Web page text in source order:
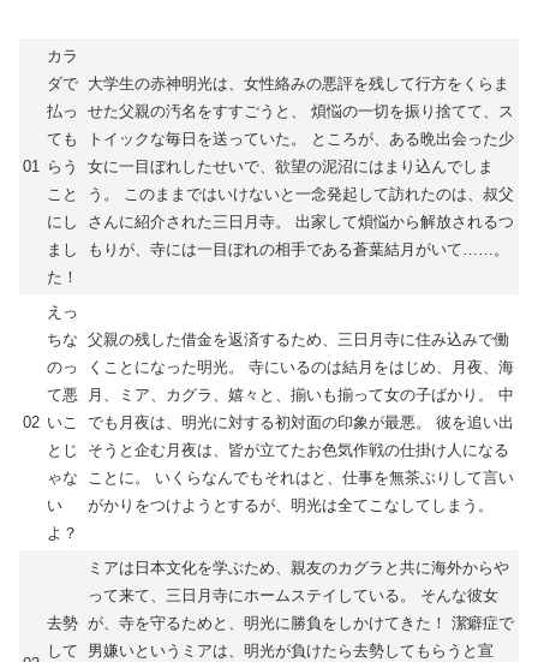
01
カラ
ダで
払っ
ても
らう
こと
にし
まし
た！
大学生の赤神明光は、女性絡みの悪評を残して行方をくらま
せた父親の汚名をすすごうと、 煩悩の一切を振り捨てて、ス
トイックな毎日を送っていた。 ところが、ある晩出会った少
女に一目ぼれしたせいで、欲望の泥沼にはまり込んでしま
う。 このままではいけないと一念発起して訪れたのは、叔父
さんに紹介された三日月寺。 出家して煩悩から解放されるつ
もりが、寺には一目ぼれの相手である蒼葉結月がいて……。
02
えっ
ちな
のっ
て悪
いこ
とじ
ゃな
い
よ？
父親の残した借金を返済するため、三日月寺に住み込みで働
くことになった明光。 寺にいるのは結月をはじめ、月夜、海
月、ミア、カグラ、嬉々と、揃いも揃って女の子ばかり。 中
でも月夜は、明光に対する初対面の印象が最悪。 彼を追い出
そうと企む月夜は、皆が立てたお色気作戦の仕掛け人になる
ことに。 いくらなんでもそれはと、仕事を無茶ぶりして言い
がかりをつけようとするが、明光は全てこなしてしまう。
去勢
して
ミアは日本文化を学ぶため、親友のカグラと共に海外からや
って来て、三日月寺にホームステイしている。 そんな彼女
が、寺を守るためと、明光に勝負をしかけてきた！ 潔癖症で
男嫌いというミアは、明光が負けたら去勢してもらうと宣